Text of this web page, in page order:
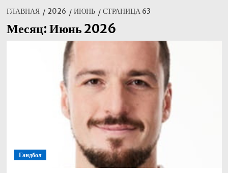
ГЛАВНАЯ 2026 ИЮНЬ СТРАНИЦА 63
Месяц:Июнь 2026
Гандбол